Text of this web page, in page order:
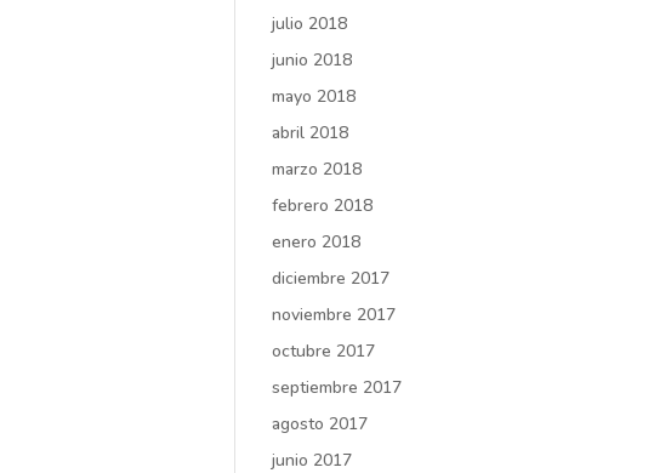
julio 2018
junio 2018
mayo 2018
abril 2018
marzo 2018
febrero 2018
enero 2018
diciembre 2017
noviembre 2017
octubre 2017
septiembre 2017
agosto 2017
junio 2017